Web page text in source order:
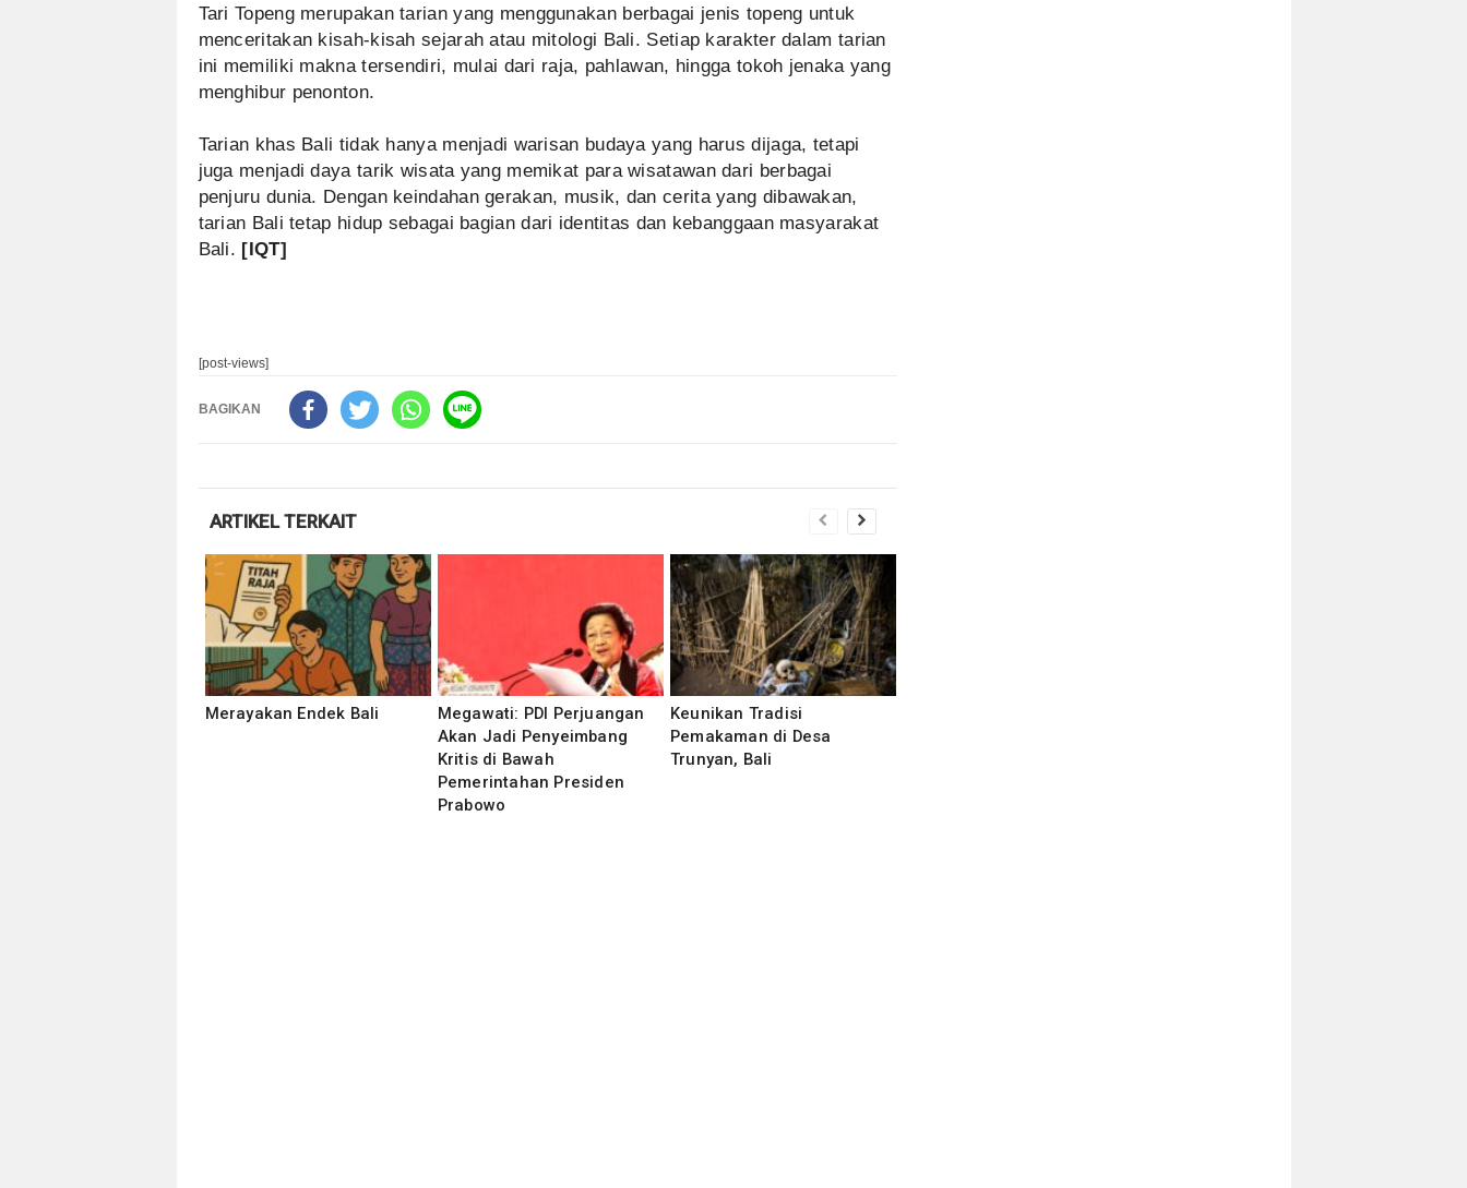
Tari Topeng merupakan tarian yang menggunakan berbagai jenis topeng untuk
menceritakan kisah-kisah sejarah atau mitologi Bali. Setiap karakter dalam tarian
ini memiliki makna tersendiri, mulai dari raja, pahlawan, hingga tokoh jenaka yang
menghibur penonton.
Tarian khas Bali tidak hanya menjadi warisan budaya yang harus dijaga, tetapi
juga menjadi daya tarik wisata yang memikat para wisatawan dari berbagai
penjuru dunia. Dengan keindahan gerakan, musik, dan cerita yang dibawakan,
tarian Bali tetap hidup sebagai bagian dari identitas dan kebanggaan masyarakat
Bali. [IQT]
[post-views]
BAGIKAN
ARTIKEL TERKAIT
Merayakan Endek Bali
Megawati: PDI Perjuangan
Akan Jadi Penyeimbang
Kritis di Bawah
Pemerintahan Presiden
Prabowo
Keunikan Tradisi
Pemakaman di Desa
Trunyan, Bali